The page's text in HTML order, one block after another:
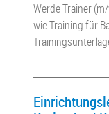
Werde Trainer
wie Training für